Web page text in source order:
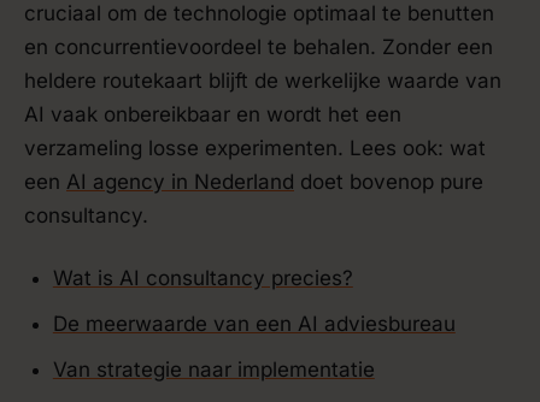
cruciaal om de technologie optimaal te benutten
en concurrentievoordeel te behalen. Zonder een
heldere routekaart blijft de werkelijke waarde van
AI vaak onbereikbaar en wordt het een
verzameling losse experimenten. Lees ook: wat
een AI agency in Nederland doet bovenop pure
consultancy.
Wat is AI consultancy precies?
De meerwaarde van een AI adviesbureau
Van strategie naar implementatie